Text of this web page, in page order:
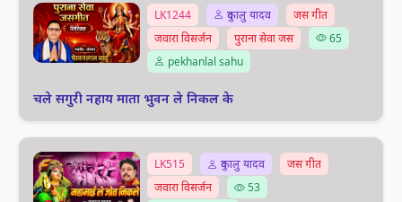
LK1244 दुकालु यादव
जस गीत
जवारा विसर्जन
पुराना सेवा जस
65
pekhanlal sahu
चले सगुरी नहाय माता भुवन ले निकल के
LK515 दुकालु यादव
जस गीत
जवारा विसर्जन
53